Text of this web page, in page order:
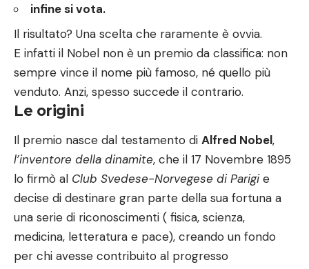
infine si vota.
Il risultato? Una scelta che raramente è ovvia.
E infatti il Nobel non è un premio da classifica: non
sempre vince il nome più famoso, né quello più
venduto. Anzi, spesso succede il contrario.
Le origini
Il premio nasce dal testamento di Alfred Nobel,
l’inventore della dinamite, che il 17 Novembre 1895
lo firmò al Club Svedese-Norvegese di Parigie
decise di destinare gran parte della sua fortuna a
una serie di riconoscimenti ( fisica, scienza,
medicina, letteratura e pace), creando un fondo
per chi avesse contribuito al progresso